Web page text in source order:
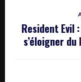
Resident Evil
s’éloigner